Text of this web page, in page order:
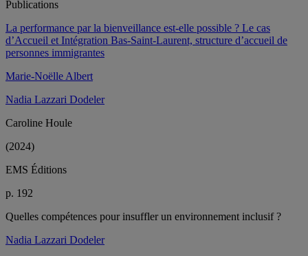
Publications
La performance par la bienveillance est-elle possible ? Le cas
d’Accueil et Intégration Bas-Saint-Laurent, structure d’accueil de
personnes immigrantes
Marie-Noëlle Albert
Nadia Lazzari Dodeler
Caroline Houle
(2024)
EMS Éditions
p. 192
Quelles compétences pour insuffler un environnement inclusif ?
Nadia Lazzari Dodeler